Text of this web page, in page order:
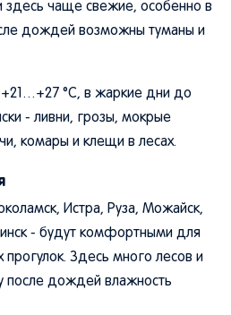
здесь чаще свежие, особенно в
дождей возможны туманы и
°C, в жаркие дни до
- ливни, грозы, мокрые
комары и клещи в лесах.
Истра, Руза, Можайск,
- будут комфортными для
Здесь много лесов и
после дождей влажность